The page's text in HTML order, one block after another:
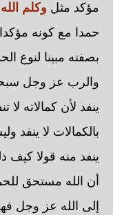
مؤكد مثل وكلم
حمدا مع كونه
بصفته مبينا لنوع
والرب عز وجل
ينفد لأن كمالاته
بالكمالات لا ينفد
ينفد منه قولا
أن الله مستحق
إلى الله عز وجل